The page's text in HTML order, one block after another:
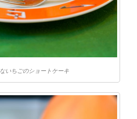
いちごのショートケーキ